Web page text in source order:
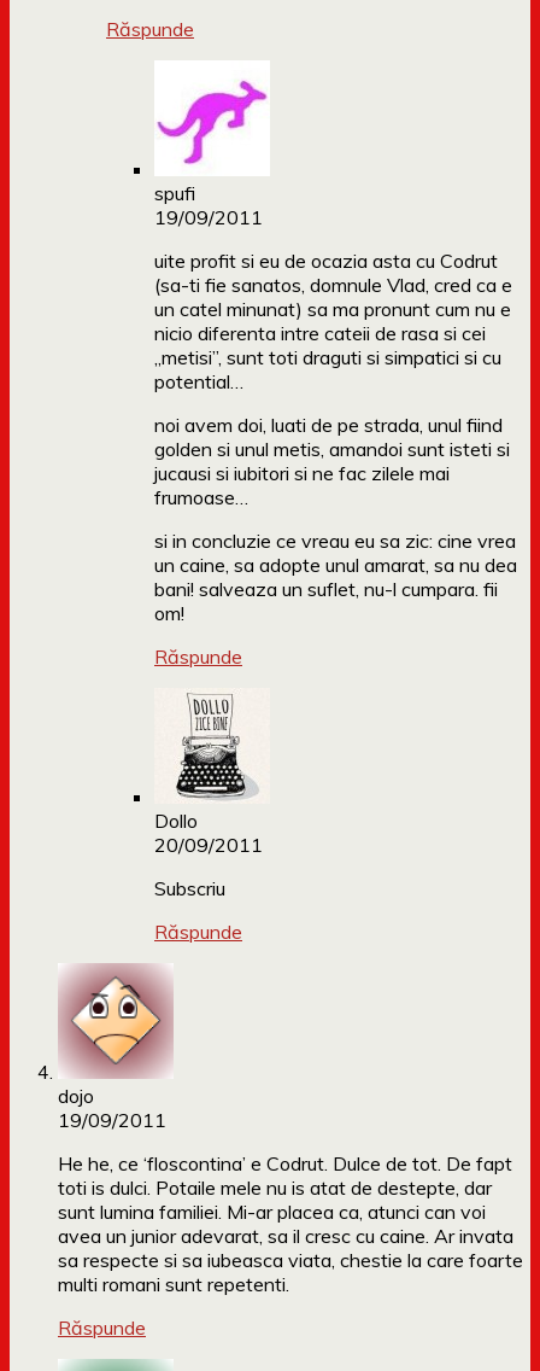
Răspunde
spufi
19/09/2011
uite profit si eu de ocazia asta cu Codrut
(sa-ti fie sanatos, domnule Vlad, cred ca e
un catel minunat) sa ma pronunt cum nu e
nicio diferenta intre cateii de rasa si cei
„metisi”, sunt toti draguti si simpatici si cu
potential…
noi avem doi, luati de pe strada, unul fiind
golden si unul metis, amandoi sunt isteti si
jucausi si iubitori si ne fac zilele mai
frumoase…
si in concluzie ce vreau eu sa zic: cine vrea
un caine, sa adopte unul amarat, sa nu dea
bani! salveaza un suflet, nu-l cumpara. fii
om!
Răspunde
Dollo
20/09/2011
Subscriu
Răspunde
dojo
19/09/2011
He he, ce ‘floscontina’ e Codrut. Dulce de tot. De fapt
toti is dulci. Potaile mele nu is atat de destepte, dar
sunt lumina familiei. Mi-ar placea ca, atunci can voi
avea un junior adevarat, sa il cresc cu caine. Ar invata
sa respecte si sa iubeasca viata, chestie la care foarte
multi romani sunt repetenti.
Răspunde